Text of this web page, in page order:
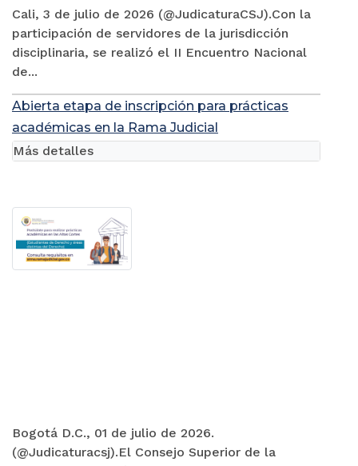
Cali, 3 de julio de 2026 (@JudicaturaCSJ).Con la
participación de servidores de la jurisdicción
disciplinaria, se realizó el II Encuentro Nacional
de...
Abierta etapa de inscripción para prácticas
académicas en la Rama Judicial
Bogotá D.C., 01 de julio de 2026.
(@Judicaturacsj).El Consejo Superior de la
Más detalles